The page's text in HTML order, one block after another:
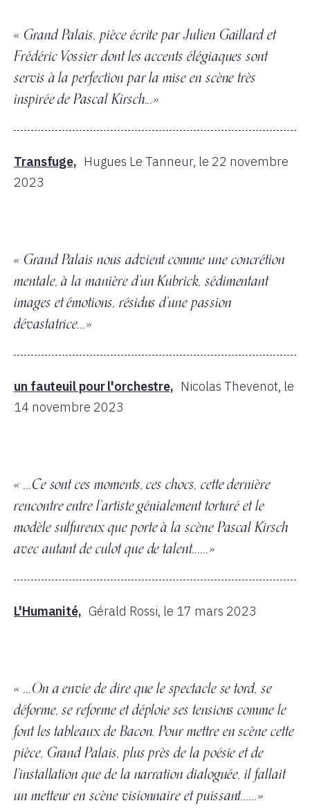
« Grand Palais, pièce écrite par Julien Gaillard et
Frédéric Vossier dont les accents élégiaques sont
servis à la perfection par la mise en scène très
inspirée de Pascal Kirsch...»
Transfuge, Hugues Le Tanneur, le 22 novembre
2023
« Grand Palais nous advient comme une concrétion
mentale, à la manière d’un Kubrick, sédimentant
images et émotions, résidus d’une passion
dévastatrice...»
un fauteuil pour l'orchestre, Nicolas Thevenot, le
14 novembre 2023
« ...Ce sont ces moments, ces chocs, cette dernière
rencontre entre l’artiste génialement torturé et le
modèle sulfureux que porte à la scène Pascal Kirsch
avec autant de culot que de talent......»
L'Humanité, Gérald Rossi, le 17 mars 2023
« ...On a envie de dire que le spectacle se tord, se
déforme, se reforme et déploie ses tensions comme le
font les tableaux de Bacon. Pour mettre en scène cette
pièce, Grand Palais, plus près de la poésie et de
l’installation que de la narration dialoguée, il fallait
un metteur en scène visionnaire et puissant......»